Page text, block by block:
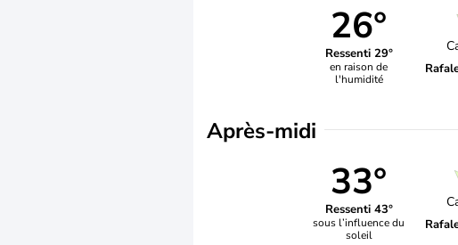
26°
Ressenti 29°
en raison de
l'humidité
Après-midi
33°
Ressenti 43°
sous l’influence du
soleil